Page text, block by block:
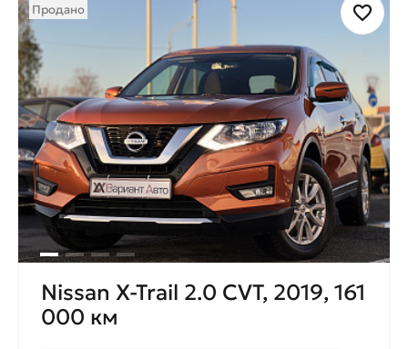
Продано
Nissan X-Trail 2.0 CVT, 2019, 161
000 км